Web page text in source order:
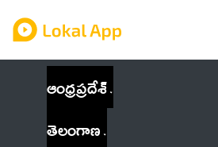
ఆంధ్రప్రదేశ్
తెలంగాణ